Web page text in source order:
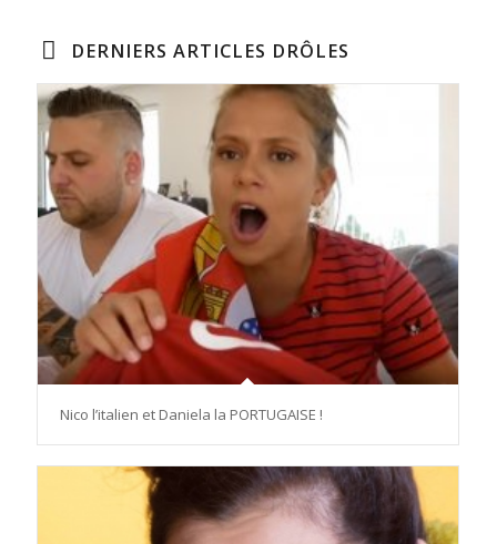
DERNIERS ARTICLES DRÔLES
Nico l’italien et Daniela la PORTUGAISE !